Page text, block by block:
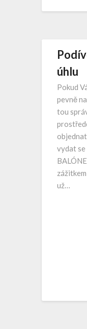
úhlu
Pokud
pevně
tou
vydat
už…